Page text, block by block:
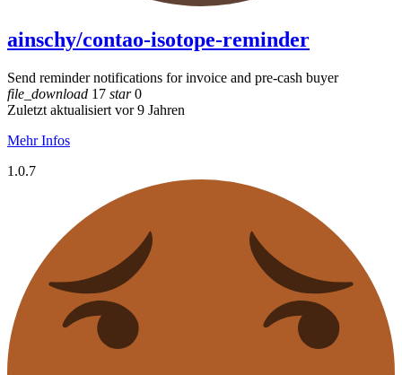
ainschy/contao-isotope-reminder
Send reminder notifications for invoice and pre-cash buyer
file_download 17 star0
Zuletzt aktualisiert vor 9 Jahren
Mehr Infos
1.0.7